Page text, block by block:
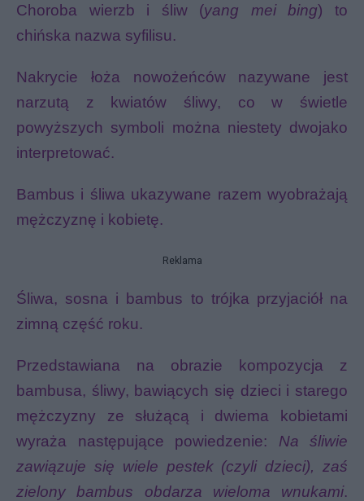
Choroba wierzb i śliw (yang mei bing) to
chińska nazwa syfilisu.
Nakrycie łoża nowożeńców nazywane jest
narzutą z kwiatów śliwy, co w świetle
powyższych symboli można niestety dwojako
interpretować.
Bambus i śliwa ukazywane razem wyobrażają
mężczyznę i kobietę.
Reklama
Śliwa, sosna i bambus to trójka przyjaciół na
zimną część roku.
Przedstawiana na obrazie kompozycja z
bambusa, śliwy, bawiących się dzieci i starego
mężczyzny ze służącą i dwiema kobietami
wyraża następujące powiedzenie: Na śliwie
zawiązuje się wiele pestek (czyli dzieci), zaś
zielony bambus obdarza wieloma wnukami.